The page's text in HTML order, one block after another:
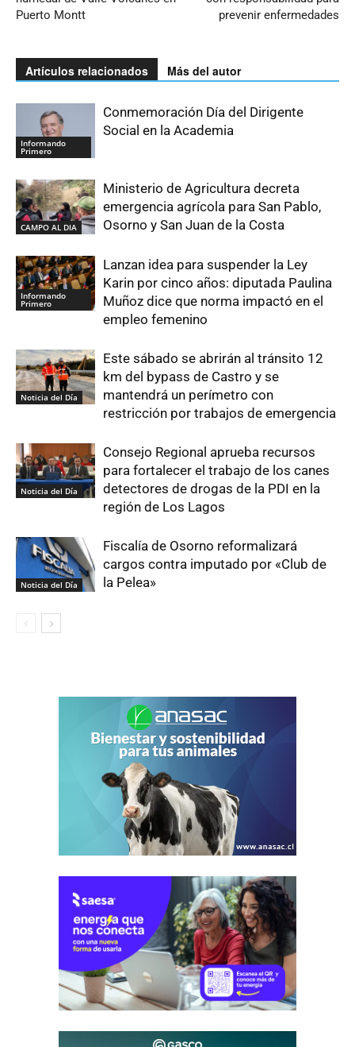
Puerto Montt
prevenir enfermedades
Artículos relacionados Más del autor
Informando
Primero
Conmemoración Día del Dirigente
Social en la Academia
CAMPO AL DIA
Ministerio de Agricultura decreta
emergencia agrícola para San Pablo,
Osorno y San Juan de la Costa
Informando
Primero
Lanzan idea para suspender la Ley
Karin por cinco años: diputada Paulina
Muñoz dice que norma impactó en el
empleo femenino
Noticia del Día
Este sábado se abrirán al tránsito 12
km del bypass de Castro y se
mantendrá un perímetro con
restricción por trabajos de emergencia
Noticia del Día
Consejo Regional aprueba recursos
para fortalecer el trabajo de los canes
detectores de drogas de la PDI en la
región de Los Lagos
Noticia del Día
Fiscalía de Osorno reformalizará
cargos contra imputado por «Club de
la Pelea»